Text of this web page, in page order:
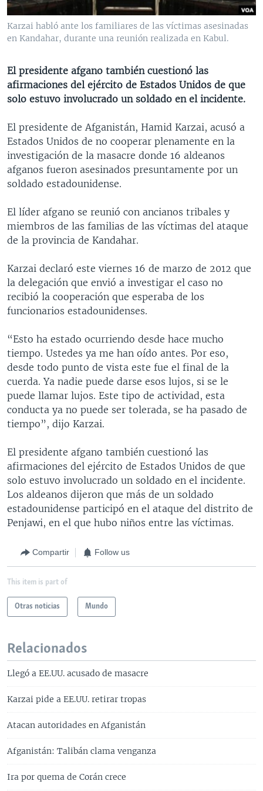
VENEZUELA
BRASIL
NICARAGUA
ECONOMÍA
ENTRETENIMIENTO Y CULTURA
DEPORTES
CIENCIA Y SALUD
MULTIMEDIA
VIDEOS
AUDIOS
PROGRAMAS TV
FORO INTERAMERICANO
VISIÓN 360
PANORAMA
AVANCE INFORMATIVO
AUDIONOTICIAS
ESTADOS UNIDOS AL DÍA
EL MUNDO AL DÍA [RADIO]
FORO [RADIO]
NOTA ECONÓMICA
ENTRETENIMIENTO
DIRECT
DOCUMENTALES DE LA VOA
Learning English
SÍGANOS
Idiomas
Karzai habló ante los familiares de las víctimas asesinadas
en Kandahar, durante una reunión realizada en Kabul.
El presidente afgano también cuestionó las
afirmaciones del ejército de Estados Unidos de que
solo estuvo involucrado un soldado en el incidente.
El presidente de Afganistán, Hamid Karzai, acusó a
Estados Unidos de no cooperar plenamente en la
investigación de la masacre donde 16 aldeanos
afganos fueron asesinados presuntamente por un
soldado estadounidense.
El líder afgano se reunió con ancianos tribales y
miembros de las familias de las víctimas del ataque
de la provincia de Kandahar.
Karzai declaró este viernes 16 de marzo de 2012 que
la delegación que envió a investigar el caso no
recibió la cooperación que esperaba de los
funcionarios estadounidenses.
“Esto ha estado ocurriendo desde hace mucho
tiempo. Ustedes ya me han oído antes. Por eso,
desde todo punto de vista este fue el final de la
cuerda. Ya nadie puede darse esos lujos, si se le
puede llamar lujos. Este tipo de actividad, esta
conducta ya no puede ser tolerada, se ha pasado de
tiempo”, dijo Karzai.
El presidente afgano también cuestionó las
afirmaciones del ejército de Estados Unidos de que
solo estuvo involucrado un soldado en el incidente.
Los aldeanos dijeron que más de un soldado
estadounidense participó en el ataque del distrito de
Penjawi, en el que hubo niños entre las víctimas.
Compartir Follow us
This item is part of
Otras noticias Mundo
Relacionados
Llegó a EE.UU. acusado de masacre
Karzai pide a EE.UU. retirar tropas
Atacan autoridades en Afganistán
Afganistán: Talibán clama venganza
Ira por quema de Corán crece